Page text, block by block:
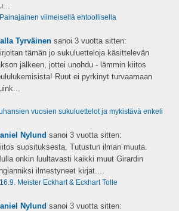
Painajainen viimeisellä ehtoollisella
Tyrväinensanoi 3 vuotta sitten:
tämän jo sukuluetteloja käsittelevän
jälkeen, jottei unohdu - lämmin kiitos
Ruut ei pyrkinyt turvaamaan
vuosien sukuluettelot ja mykistävä enkeli
Nylund sanoi 3 vuotta sitten:
suosituksesta. Tutustun ilman muuta.
onkin luultavasti kaikki muut Girardin
ilmestyneet kirjat....
16.9. Meister Eckhart & Eckhart Tolle
Nylund sanoi 3 vuotta sitten: